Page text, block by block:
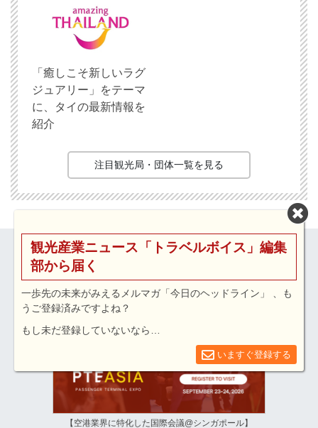
「癒しこそ新しいラグ
ジュアリー」をテーマ
に、タイの最新情報を
紹介
注目観光局・団体一覧を見る
【空港業界に特化した国際会議@シンガポール】
観光産業ニュース「トラベルボイス」編集
部から届く
一歩先の未来がみえるメルマガ「今日のヘッドライン」 、も
うご登録済みですよね？
もし未だ登録していないなら…
いますぐ登録する